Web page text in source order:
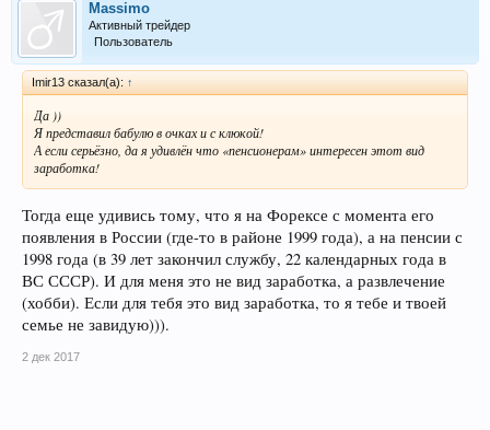
Massimo
Активный трейдер
Пользователь
Imir13 сказал(а): ↑
Да ))
Я представил бабулю в очках и с клюкой!
А если серьёзно, да я удивлён что «пенсионерам» интересен этот вид
заработка!
Тогда еще удивись тому, что я на Форексе с момента его
появления в России (где-то в районе 1999 года), а на пенсии с
1998 года (в 39 лет закончил службу, 22 календарных года в
ВС СССР). И для меня это не вид заработка, а развлечение
(хобби). Если для тебя это вид заработка, то я тебе и твоей
семье не завидую))).
2 дек 2017